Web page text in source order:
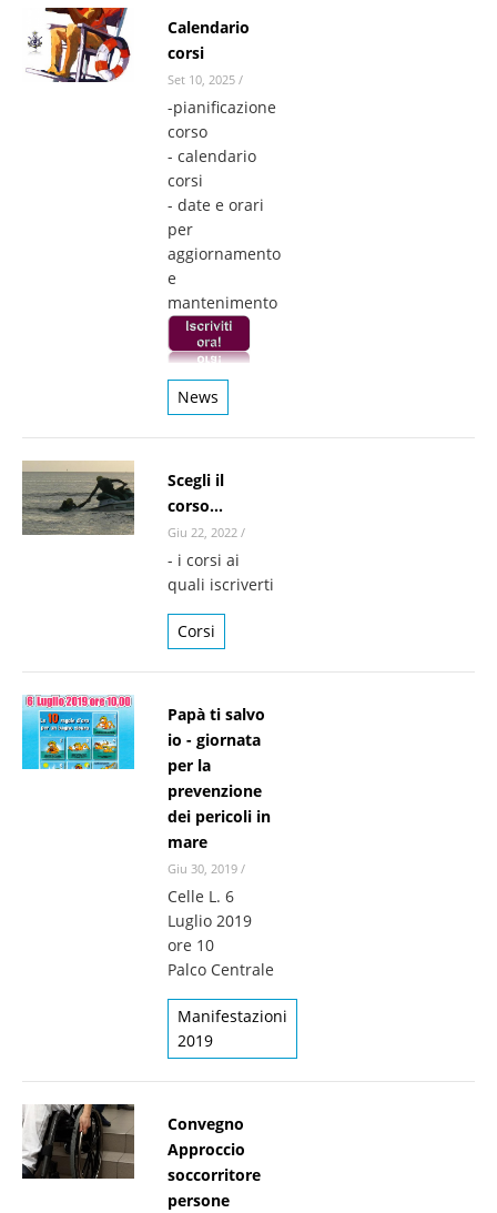
Calendario
corsi
Set 10, 2025 /
-pianificazione
corso
- calendario
corsi
- date e orari
per
aggiornamento
e
mantenimento
News
Scegli il
corso...
Giu 22, 2022 /
- i corsi ai
quali iscriverti
Corsi
Papà ti salvo
io - giornata
per la
prevenzione
dei pericoli in
mare
Giu 30, 2019 /
Celle L. 6
Luglio 2019
ore 10
Palco Centrale
Manifestazioni
2019
Convegno
Approccio
soccorritore
persone